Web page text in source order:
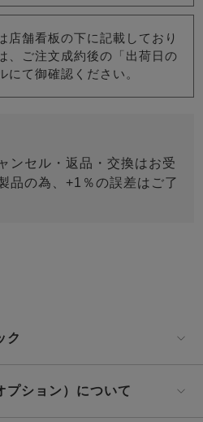
店舗看板の下に記載しており
、ご注文成約後の「出荷日の
にて御確認ください。
ンセル・返品・交換はお受
品の為、+1％の誤差はご了
ク
プション）について